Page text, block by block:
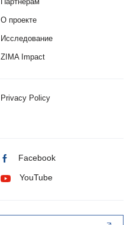
О проекте
Исследование
ZIMA Impact
Privacy Policy
Facebook
YouTube